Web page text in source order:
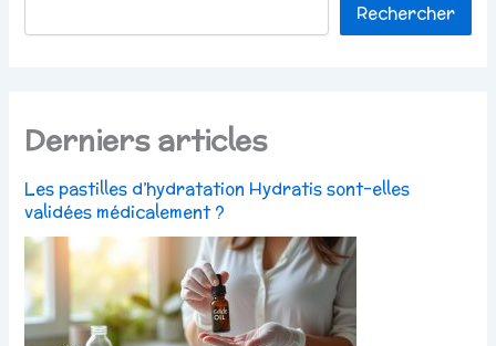
Rechercher
Derniers articles
Les pastilles d’hydratation Hydratis sont-elles
validées médicalement ?